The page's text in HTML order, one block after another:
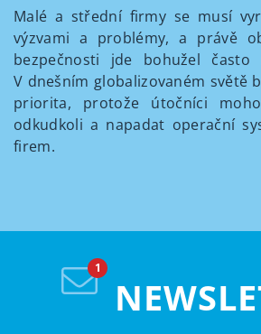
Malé a střední firmy se musí
výzvami a problémy, a právě
bezpečnosti jde bohužel
V dnešním globalizovaném světě
priorita, protože útočníci
odkudkoli a napadat operační
firem.